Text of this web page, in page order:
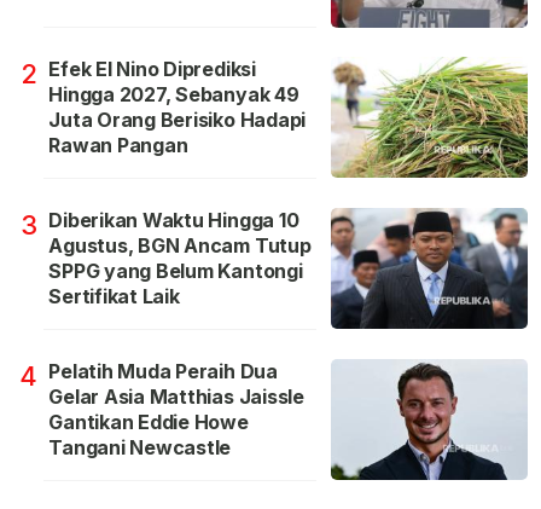
2 Efek El Nino Diprediksi
Hingga 2027, Sebanyak 49
Juta Orang Berisiko Hadapi
Rawan Pangan
3 Diberikan Waktu Hingga 10
Agustus, BGN Ancam Tutup
SPPG yang Belum Kantongi
Sertifikat Laik
4 Pelatih Muda Peraih Dua
Gelar Asia Matthias Jaissle
Gantikan Eddie Howe
Tangani Newcastle